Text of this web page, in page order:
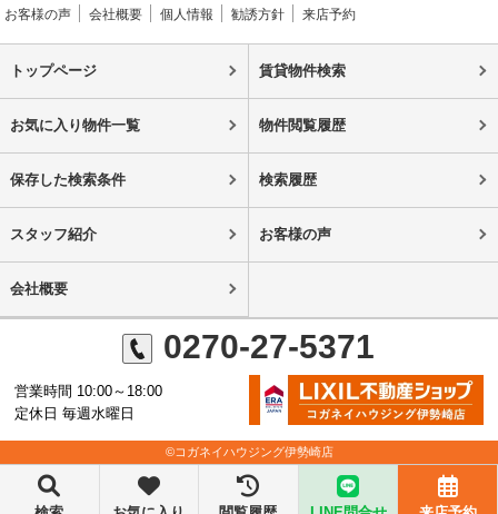
お客様の声
会社概要 個人情報 勧誘方針 来店予約
トップページ 賃貸物件検索
お気に入り物件一覧 物件閲覧履歴
保存した検索条件 検索履歴
スタッフ紹介 お客様の声
会社概要
0270-27-5371
営業時間 10:00～18:00
定休日 毎週水曜日
©コガネイハウジング伊勢崎店